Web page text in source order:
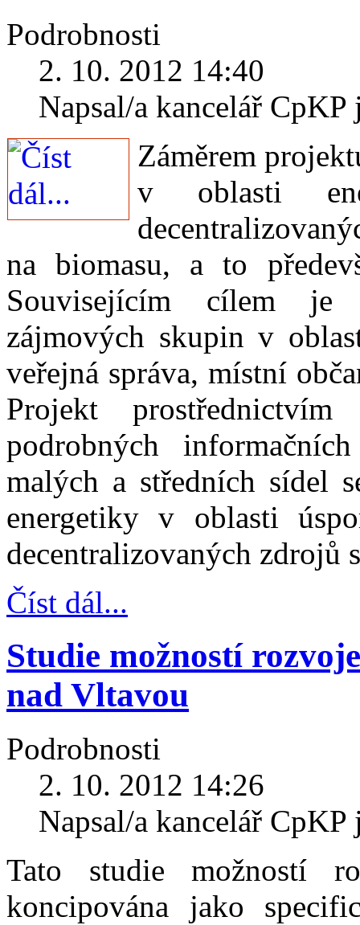
Podrobnosti
2. 10. 2012 14:40
Napsal/a kancelář
Záměrem
v oblasti
na biomasu, a to
Souvisejícím cílem je
zájmových skupin v
veřejná správa, místní
Projekt
podrobných
malých a středních sídel
energetiky v oblasti
decentralizovaných zdrojů
Číst dál...
Studie možností
nad Vltavou
Podrobnosti
2. 10. 2012 14:26
Napsal/a kancelář
Tato studie možností
koncipována jako